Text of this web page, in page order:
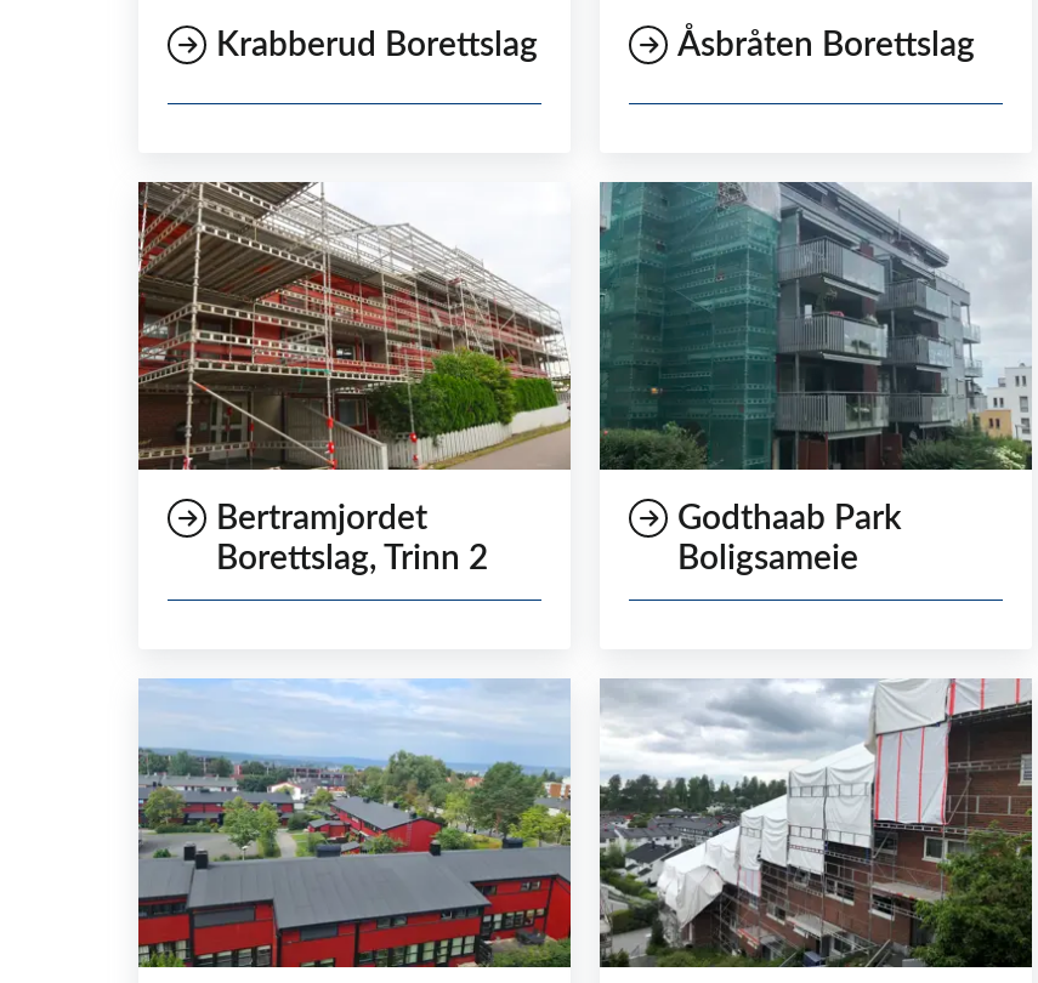
Krabberud Borettslag Åsbråten Borettslag
Bertramjordet
Borettslag, Trinn 2
Godthaab Park
Boligsameie